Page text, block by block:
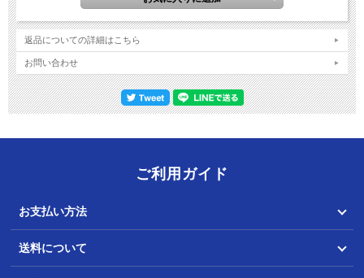
返品についての詳細はこちら
お問い合わせ
ご利用ガイド
お支払い方法
送料について